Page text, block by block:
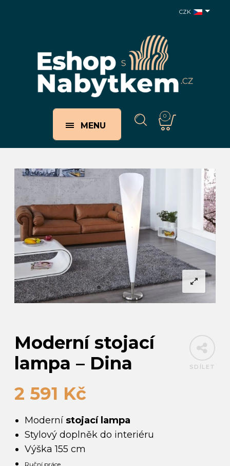
CZK
MENU
0
SDÍLET
Moderní stojací
lampa – Dina
2 591 Kč
Moderní stojací lampa
Stylový doplněk do interiéru
Výška 155 cm
Ruční práce